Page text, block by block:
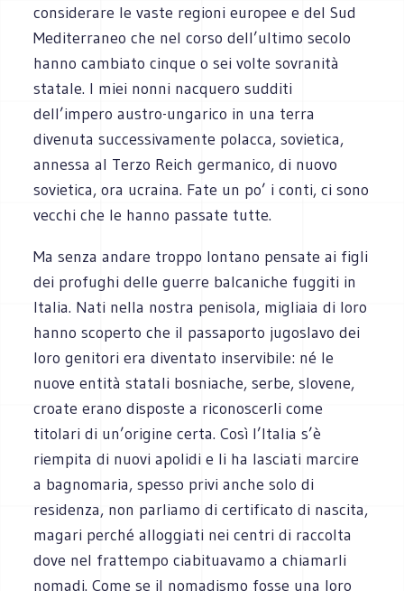
considerare le vaste regioni europee e del Sud
Mediterraneo che nel corso dell’ultimo secolo
hanno cambiato cinque o sei volte sovranità
statale. I miei nonni nacquero sudditi
dell’impero austro-ungarico in una terra
divenuta successivamente polacca, sovietica,
annessa al Terzo Reich germanico, di nuovo
sovietica, ora ucraina. Fate un po’ i conti, ci sono
vecchi che le hanno passate tutte.
Ma senza andare troppo lontano pensate ai figli
dei profughi delle guerre balcaniche fuggiti in
Italia. Nati nella nostra penisola, migliaia di loro
hanno scoperto che il passaporto jugoslavo dei
loro genitori era diventato inservibile: né le
nuove entità statali bosniache, serbe, slovene,
croate erano disposte a riconoscerli come
titolari di un’origine certa. Così l’Italia s’è
riempita di nuovi apolidi e li ha lasciati marcire
a bagnomaria, spesso privi anche solo di
residenza, non parliamo di certificato di nascita,
magari perché alloggiati nei centri di raccolta
dove nel frattempo ciabituavamo a chiamarli
nomadi. Come se il nomadismo fosse una loro